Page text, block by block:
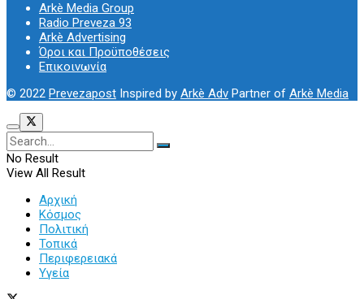
Arkè Media Group
Radio Preveza 93
Arkè Advertising
Όροι και Προϋποθέσεις
Επικοινωνία
© 2022 Prevezapost Inspired by Arkè Adv Partner of Arkè Media
No Result
View All Result
Αρχική
Κόσμος
Πολιτική
Τοπικά
Περιφερειακά
Υγεία